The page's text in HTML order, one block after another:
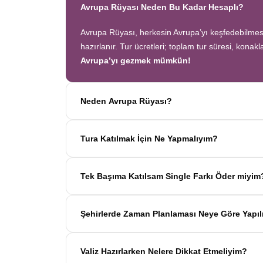
Avrupa Rüyası Neden Bu Kadar Hesaplı?
Avrupa Rüyası, herkesin Avrupa’yı
hazırlanır. Tur ücretleri; toplam tur süresi,
Avrupa’yı gezmek mümkün!
Neden Avrupa Rüyası?
otellervebenzersiz rotalarile Avrupa’yı en
Tura Katılmak İçin Ne Yapmalıyım?
başlar!
Tek Başıma Katılsam Single Farkı Öder
eşleştiririz; böylece ek ücret ödemedenkonforlu
Şehirlerde Zaman Planlaması Neye Göre
geçirilen süre; şehrin büyüklüğü, popülerliği ve
Valiz Hazırlarken Nelere Dikkat Etmeliyim?